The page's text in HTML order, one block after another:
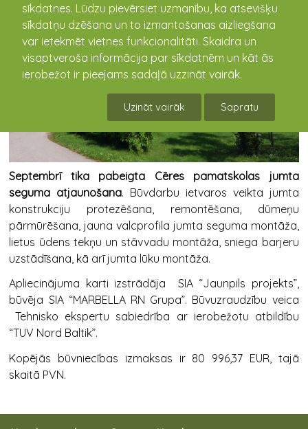
sīkdatnes. Lūdzu pievērsiet uzmanību, ka atsevišķu
sīkdatņu dzēšana un to izmantošanas aizliegšana
var ietekmēt vietnes funkcionalitāti. Skaidra un
visaptveroša informācija par sīkdatnēm un kāt ās
ierobežot ir pieejams sadaļā uzzināt vairāk.
Uzināt vairāk Sapratu
Septembrī tika pabeigta Cēres pamatskolas jumta
seguma atjaunošana. Būvdarbu ietvaros veikta jumta
konstrukciju protezēšana, remontēšana, dūmeņu
pārmūrēšana, jauna valcprofila jumta seguma montāža,
lietus ūdens tekņu un stāvvadu montāža, sniega barjeru
uzstādīšana, kā arī jumta lūku montāža.
Apliecinājuma karti izstrādāja SIA “Jaunpils projekts”,
būvēja SIA “MARBELLA RN Grupa”. Būvuzraudzību veica
Tehnisko ekspertu sabiedrība ar ierobežotu atbildību
“TUV Nord Baltik”.
Kopējās būvniecības izmaksas ir 80 996,37 EUR, tajā
skaitā PVN.